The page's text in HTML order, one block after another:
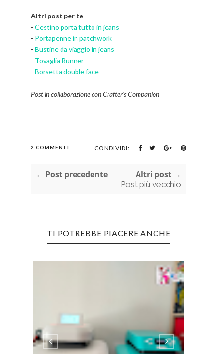
Altri post per te
- Cestino porta tutto in jeans
- Portapenne in patchwork
- Bustine da viaggio in jeans
- Tovaglia Runner
- Borsetta double face
Post in collaborazione conCrafter's Companion
2 COMMENTI CONDIVIDI:
← Post precedente Altri post →
Post più vecchio
TI POTREBBE PIACERE ANCHE